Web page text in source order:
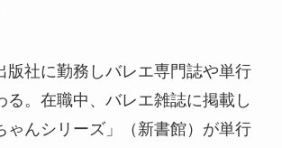
版社に勤務しバレエ専門誌や単行
る。在職中、バレエ雑誌に掲載し
ゃんシリーズ」（新書館）が単行